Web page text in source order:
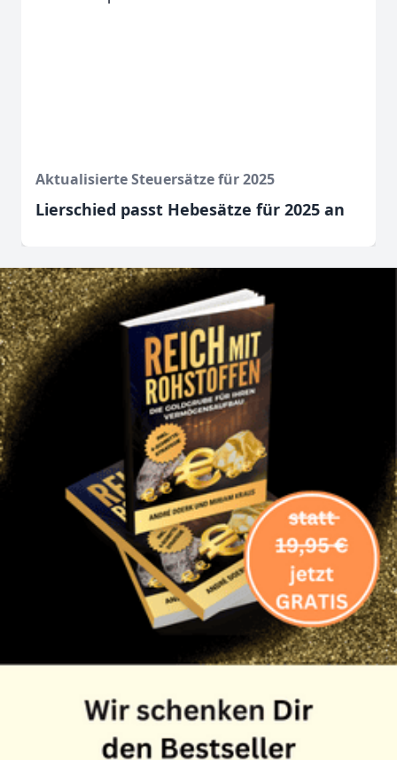
Aktualisierte Steuersätze für 2025
Lierschied passt Hebesätze für 2025 an